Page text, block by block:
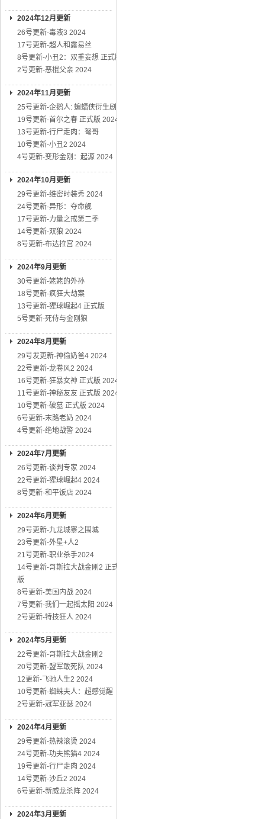
2024年12月更新
26号更新-毒液3 2024
17号更新-超人和露易丝
8号更新-小丑2：双重妄想 正式版
2号更新-恶棍父亲 2024
2024年11月更新
25号更新-企鹅人: 蝙蝠侠衍生剧
19号更新-首尔之春 正式版 2024
13号更新-行尸走肉：弩哥
10号更新-小丑2 2024
4号更新-变形金刚：起源 2024
2024年10月更新
29号更新-维密时装秀 2024
24号更新-异形：夺命舰
17号更新-力量之戒第二季
14号更新-双狼 2024
8号更新-布达拉宫 2024
2024年9月更新
30号更新-姥姥的外孙
18号更新-疯狂大劫案
13号更新-猩球崛起4 正式版
5号更新-死侍与金刚狼
2024年8月更新
29号发更新-神偷奶爸4 2024
22号更新-龙卷风2 2024
16号更新-狂暴女神 正式版 2024
11号更新-神秘友友 正式版 2024
10号更新-破墓 正式版 2024
6号更新-末路老奶 2024
4号更新-绝地战警 2024
2024年7月更新
26号更新-谈判专家 2024
22号更新-猩球崛起4 2024
8号更新-和平饭店 2024
2024年6月更新
29号更新-九龙城寨之围城
23号更新-外星+人2
21号更新-职业杀手2024
14号更新-哥斯拉大战金刚2 正式
版
8号更新-美国内战 2024
7号更新-我们一起摇太阳 2024
2号更新-特技狂人 2024
2024年5月更新
22号更新-哥斯拉大战金刚2
20号更新-盟军敢死队 2024
12更新-飞驰人生2 2024
10号更新-蜘蛛夫人：超感觉醒
2号更新-冠军亚瑟 2024
2024年4月更新
29号更新-热辣滚烫 2024
24号更新-功夫熊猫4 2024
19号更新-行尸走肉 2024
14号更新-沙丘2 2024
6号更新-新威龙杀阵 2024
2024年3月更新